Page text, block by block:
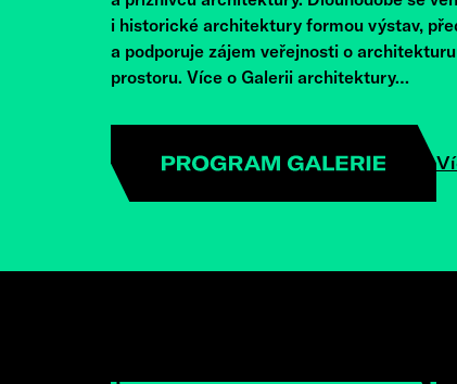
i historické architektury formou výstav,
a podporuje zájem veřejnosti o
prostoru. Více o Galerii architektury…